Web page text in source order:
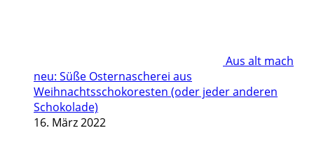
Aus alt mach
neu: Süße Osternascherei aus
Weihnachtsschokoresten (oder jeder anderen
Schokolade)
16. März 2022